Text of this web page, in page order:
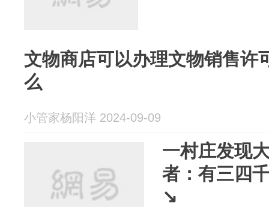
文物商店可以办理文物销售许
么
小管家杨阳洋 2024-09-09
一村庄发现
者：有三四
↘